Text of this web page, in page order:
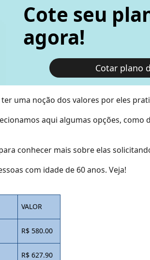
Cote seu
agora!
Cotar plano
uma noção dos valores por eles
aqui algumas opções, como
conhecer mais sobre elas
com idade de 60 anos. Veja!
VALOR
R$ 580.00
R$ 627.90